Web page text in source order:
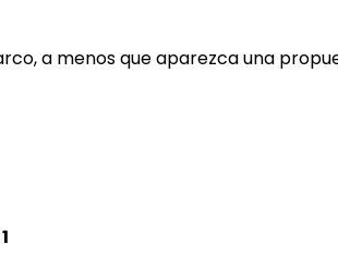
a menos que aparezca una